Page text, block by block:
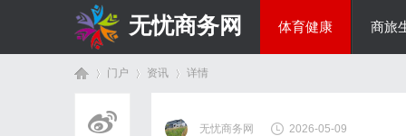
无忧商务网 体育健康 商旅
门户 资讯 详情
无忧商务网 2026-05-09